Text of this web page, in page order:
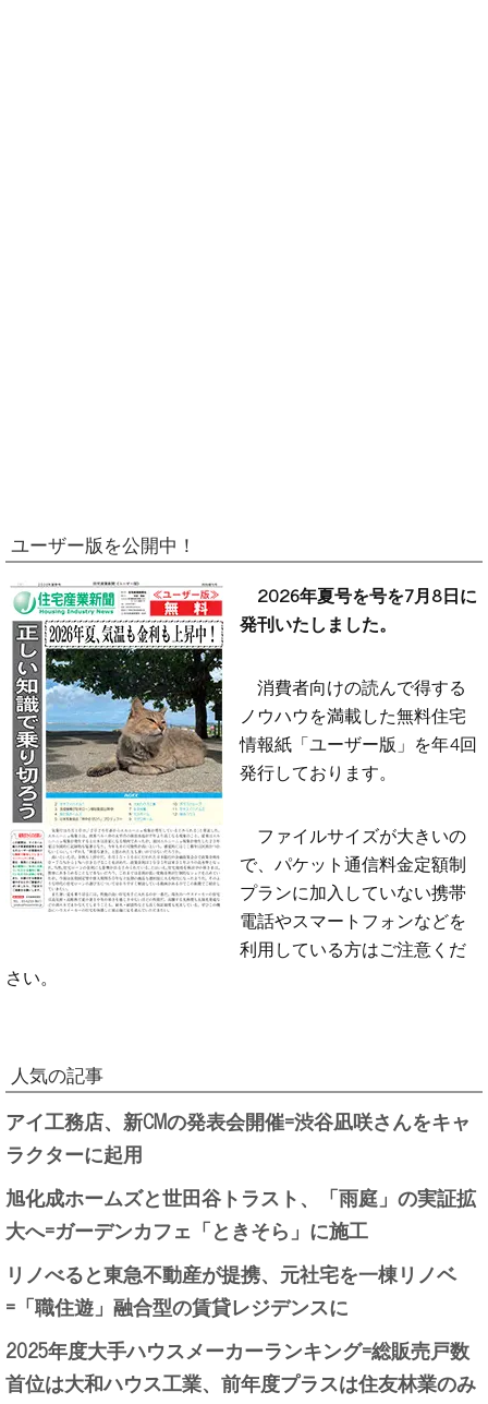
ユーザー版を公開中！
2026年夏号を号を7月8日に
発刊いたしました。
消費者向けの読んで得する
ノウハウを満載した無料住宅
情報紙「ユーザー版」を年4回
発行しております。
ファイルサイズが大きいの
で、パケット通信料金定額制
プランに加入していない携帯
電話やスマートフォンなどを
利用している方はご注意くだ
さい。
人気の記事
アイ工務店、新CMの発表会開催=渋谷凪咲さんをキャ
ラクターに起用
旭化成ホームズと世田谷トラスト、「雨庭」の実証拡
大へ=ガーデンカフェ「ときそら」に施工
リノべると東急不動産が提携、元社宅を一棟リノベ
=「職住遊」融合型の賃貸レジデンスに
2025年度大手ハウスメーカーランキング=総販売戸数
首位は大和ハウス工業、前年度プラスは住友林業のみ